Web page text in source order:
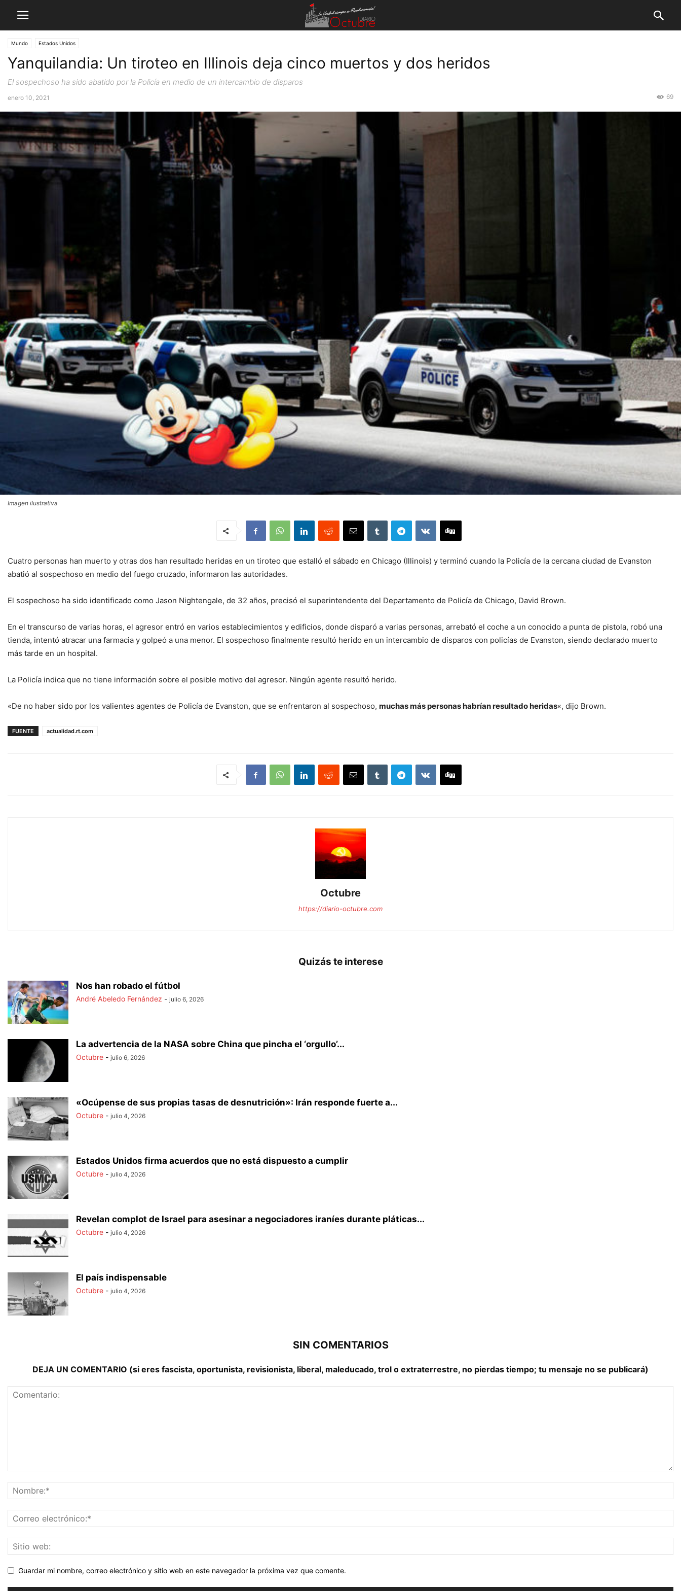
Mundo Estados Unidos
Yanquilandia: Un tiroteo en Illinois deja cinco muertos y dos heridos
El sospechoso ha sido abatido por la Policía en medio de un intercambio de disparos
enero 10, 2021 69
Imagen ilustrativa
Cuatro personas han muerto y otras dos han resultado heridas en un tiroteo que estalló el sábado en Chicago (Illinois) y terminó cuando la Policía de la cercana ciudad de Evanston
abatió al sospechoso en medio del fuego cruzado, informaron las autoridades.
El sospechoso ha sido identificado como Jason Nightengale, de 32 años, precisó el superintendente del Departamento de Policía de Chicago, David Brown.
En el transcurso de varias horas, el agresor entró en varios establecimientos y edificios, donde disparó a varias personas, arrebató el coche a un conocido a punta de pistola, robó una
tienda, intentó atracar una farmacia y golpeó a una menor. El sospechoso finalmente resultó herido en un intercambio de disparos con policías de Evanston, siendo declarado muerto
más tarde en un hospital.
La Policía indica que no tiene información sobre el posible motivo del agresor. Ningún agente resultó herido.
«De no haber sido por los valientes agentes de Policía de Evanston, que se enfrentaron al sospechoso, muchas más personas habrían resultado heridas«, dijo Brown.
FUENTE actualidad.rt.com
Octubre
https://diario-octubre.com
Quizás te interese
Nos han robado el fútbol
André Abeledo Fernández - julio 6, 2026
La advertencia de la NASA sobre China que pincha el ‘orgullo’...
Octubre - julio 6, 2026
«Ocúpense de sus propias tasas de desnutrición»: Irán responde fuerte a...
Octubre - julio 4, 2026
Estados Unidos firma acuerdos que no está dispuesto a cumplir
Octubre - julio 4, 2026
Revelan complot de Israel para asesinar a negociadores iraníes durante pláticas...
Octubre - julio 4, 2026
El país indispensable
Octubre - julio 4, 2026
SIN COMENTARIOS
DEJA UN COMENTARIO (si eres fascista, oportunista, revisionista, liberal, maleducado, trol o extraterrestre, no pierdas tiempo; tu mensaje no se publicará)
Guardar mi nombre, correo electrónico y sitio web en este navegador la próxima vez que comente.